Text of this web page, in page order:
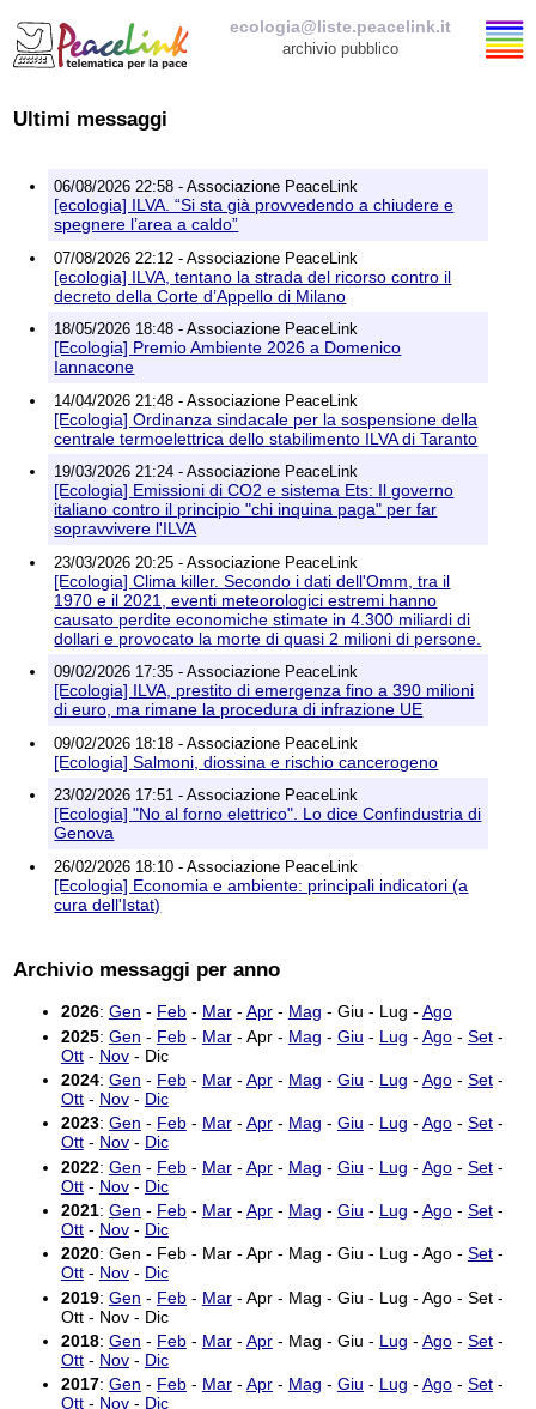
ecologia@liste.peacelink.it
archivio pubblico
Elenco delle liste
Iscrizione / Cancellazione
Policy delle liste di PeaceLink
Informativa sulla privacy
Ultimi messaggi
06/08/2026 22:58 - Associazione PeaceLink
[ecologia] ILVA. “Si sta già provvedendo a chiudere e
spegnere l’area a caldo”
07/08/2026 22:12 - Associazione PeaceLink
[ecologia] ILVA, tentano la strada del ricorso contro il
decreto della Corte d’Appello di Milano
18/05/2026 18:48 - Associazione PeaceLink
[Ecologia] Premio Ambiente 2026 a Domenico
Iannacone
14/04/2026 21:48 - Associazione PeaceLink
[Ecologia] Ordinanza sindacale per la sospensione della
centrale termoelettrica dello stabilimento ILVA di Taranto
19/03/2026 21:24 - Associazione PeaceLink
[Ecologia] Emissioni di CO2 e sistema Ets: Il governo
italiano contro il principio "chi inquina paga" per far
sopravvivere l'ILVA
23/03/2026 20:25 - Associazione PeaceLink
[Ecologia] Clima killer. Secondo i dati dell'Omm, tra il
1970 e il 2021, eventi meteorologici estremi hanno
causato perdite economiche stimate in 4.300 miliardi di
dollari e provocato la morte di quasi 2 milioni di persone.
09/02/2026 17:35 - Associazione PeaceLink
[Ecologia] ILVA, prestito di emergenza fino a 390 milioni
di euro, ma rimane la procedura di infrazione UE
09/02/2026 18:18 - Associazione PeaceLink
[Ecologia] Salmoni, diossina e rischio cancerogeno
23/02/2026 17:51 - Associazione PeaceLink
[Ecologia] "No al forno elettrico". Lo dice Confindustria di
Genova
26/02/2026 18:10 - Associazione PeaceLink
[Ecologia] Economia e ambiente: principali indicatori (a
cura dell'Istat)
Archivio messaggi per anno
2026: Gen - Feb- Mar- Apr- Mag - Giu - Lug - Ago
2025: Gen - Feb- Mar- Apr - Mag - Giu - Lug - Ago- Set-
Ott- Nov- Dic
2024: Gen - Feb- Mar- Apr- Mag - Giu - Lug - Ago- Set-
Ott- Nov- Dic
2023: Gen - Feb- Mar- Apr- Mag - Giu - Lug - Ago- Set-
Ott- Nov- Dic
2022: Gen - Feb- Mar- Apr- Mag - Giu - Lug - Ago- Set-
Ott- Nov- Dic
2021: Gen - Feb- Mar- Apr- Mag - Giu - Lug - Ago- Set-
Ott- Nov- Dic
2020: Gen - Feb - Mar - Apr - Mag - Giu - Lug - Ago - Set-
Ott- Nov- Dic
2019: Gen - Feb- Mar- Apr - Mag - Giu - Lug - Ago - Set -
Ott - Nov - Dic
2018: Gen - Feb- Mar- Apr- Mag - Giu - Lug - Ago- Set-
Ott- Nov- Dic
2017: Gen - Feb- Mar- Apr- Mag - Giu - Lug - Ago- Set-
Ott- Nov- Dic